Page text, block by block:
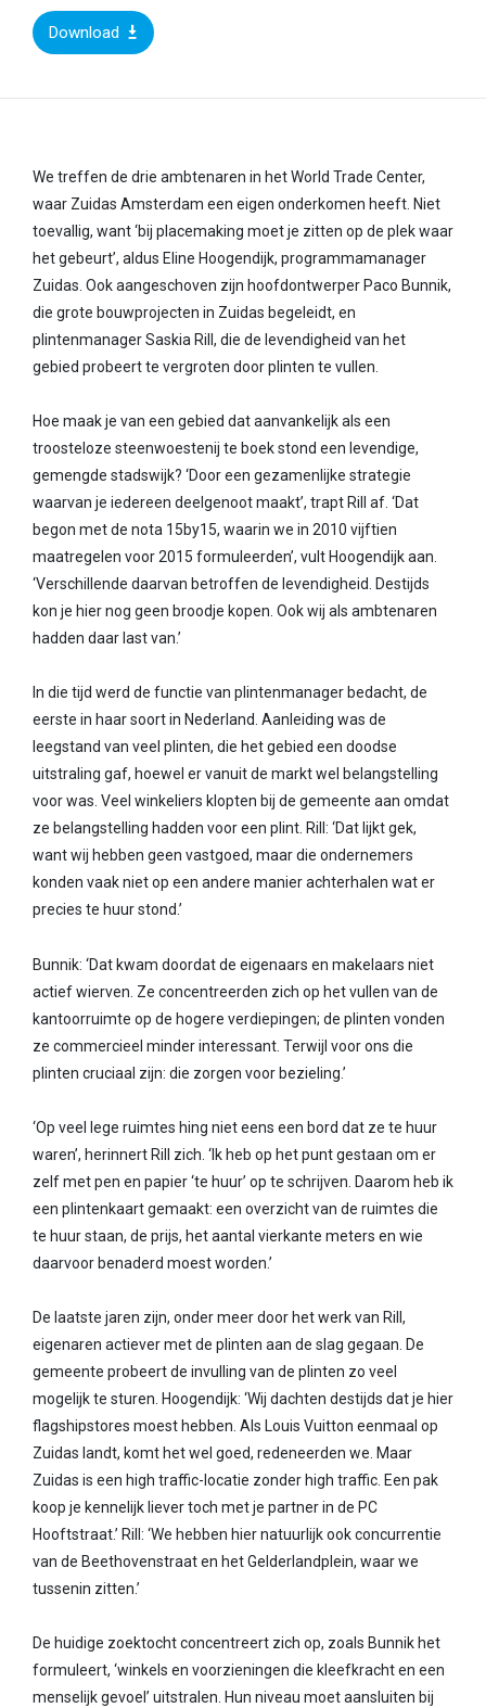
Download
We treffen de drie ambtenaren in het World Trade Center,
waar Zuidas Amsterdam een eigen onderkomen heeft. Niet
toevallig, want ‘bij placemaking moet je zitten op de plek waar
het gebeurt’, aldus Eline Hoogendijk, programmamanager
Zuidas. Ook aangeschoven zijn hoofdontwerper Paco Bunnik,
die grote bouwprojecten in Zuidas begeleidt, en
plintenmanager Saskia Rill, die de levendigheid van het
gebied probeert te vergroten door plinten te vullen.
Hoe maak je van een gebied dat aanvankelijk als een
troosteloze steenwoestenij te boek stond een levendige,
gemengde stadswijk? ‘Door een gezamenlijke strategie
waarvan je iedereen deelgenoot maakt’, trapt Rill af. ‘Dat
begon met de nota 15by15, waarin we in 2010 vijftien
maatregelen voor 2015 formuleerden’, vult Hoogendijk aan.
‘Verschillende daarvan betroffen de levendigheid. Destijds
kon je hier nog geen broodje kopen. Ook wij als ambtenaren
hadden daar last van.’
In die tijd werd de functie van plintenmanager bedacht, de
eerste in haar soort in Nederland. Aanleiding was de
leegstand van veel plinten, die het gebied een doodse
uitstraling gaf, hoewel er vanuit de markt wel belangstelling
voor was. Veel winkeliers klopten bij de gemeente aan omdat
ze belangstelling hadden voor een plint. Rill: ‘Dat lijkt gek,
want wij hebben geen vastgoed, maar die ondernemers
konden vaak niet op een andere manier achterhalen wat er
precies te huur stond.’
Bunnik: ‘Dat kwam doordat de eigenaars en makelaars niet
actief wierven. Ze concentreerden zich op het vullen van de
kantoorruimte op de hogere verdiepingen; de plinten vonden
ze commercieel minder interessant. Terwijl voor ons die
plinten cruciaal zijn: die zorgen voor bezieling.’
‘Op veel lege ruimtes hing niet eens een bord dat ze te huur
waren’, herinnert Rill zich. ‘Ik heb op het punt gestaan om er
zelf met pen en papier ‘te huur’ op te schrijven. Daarom heb ik
een plintenkaart gemaakt: een overzicht van de ruimtes die
te huur staan, de prijs, het aantal vierkante meters en wie
daarvoor benaderd moest worden.’
De laatste jaren zijn, onder meer door het werk van Rill,
eigenaren actiever met de plinten aan de slag gegaan. De
gemeente probeert de invulling van de plinten zo veel
mogelijk te sturen. Hoogendijk: ‘Wij dachten destijds dat je hier
flagshipstores moest hebben. Als Louis Vuitton eenmaal op
Zuidas landt, komt het wel goed, redeneerden we. Maar
Zuidas is een high traffic-locatie zonder high traffic. Een pak
koop je kennelijk liever toch met je partner in de PC
Hooftstraat.’ Rill: ‘We hebben hier natuurlijk ook concurrentie
van de Beethovenstraat en het Gelderlandplein, waar we
tussenin zitten.’
De huidige zoektocht concentreert zich op, zoals Bunnik het
formuleert, ‘winkels en voorzieningen die kleefkracht en een
menselijk gevoel’ uitstralen. Hun niveau moet aansluiten bij